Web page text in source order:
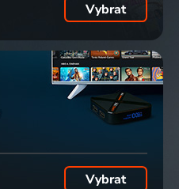
Vybrat
Vybrat